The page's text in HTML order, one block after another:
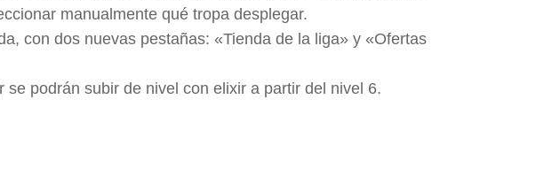
manualmente qué tropa desplegar.
con dos nuevas pestañas: «Tienda de la liga» y «Ofertas
podrán subir de nivel con elixir a partir del nivel 6.